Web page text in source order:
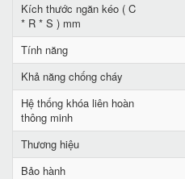
Kích thước ngăn kéo ( C
* R * S ) mm
Tính năng
Khả năng chống cháy
Hệ thống khóa liên hoàn
thông minh
Thương hiệu
Bảo hành